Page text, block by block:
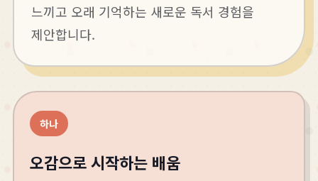
느끼고 오래 기억하는 새로운 독서 경험을
제안합니다.
하나
오감으로 시작하는 배움